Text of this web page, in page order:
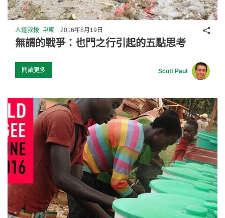
人道救援, 中東 2016年8月19日
無謂的戰爭：也門之行引起的五點思考
閱讀更多 Scott Paul
分享